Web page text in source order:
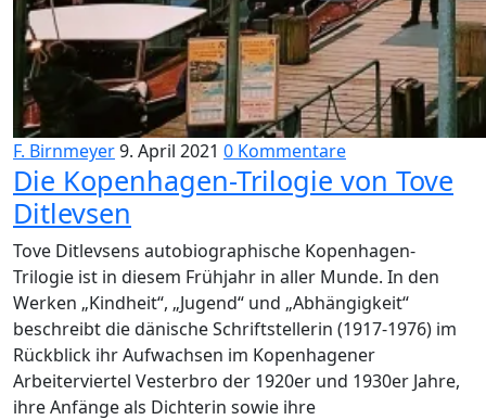
F. Birnmeyer9. April 2021 0 Kommentare
Die Kopenhagen-Trilogie von Tove
Ditlevsen
Tove Ditlevsens autobiographische Kopenhagen-
Trilogie ist in diesem Frühjahr in aller Munde. In den
Werken „Kindheit“, „Jugend“ und „Abhängigkeit“
beschreibt die dänische Schriftstellerin (1917-1976) im
Rückblick ihr Aufwachsen im Kopenhagener
Arbeiterviertel Vesterbro der 1920er und 1930er Jahre,
ihre Anfänge als Dichterin sowie ihre